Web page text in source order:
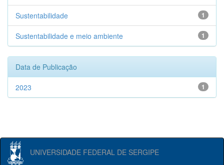
1
Sustentabilidade
1
Sustentabilidade e meio ambiente
Data de Publicação
1
2023
UNIVERSIDADE FEDERAL DE SERGIPE